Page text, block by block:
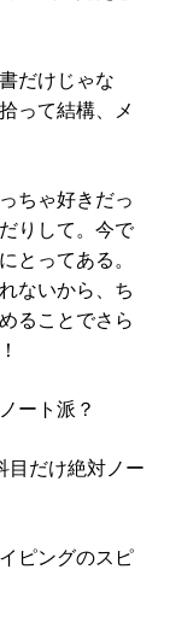
だけじゃな
って結構、メ
ちゃ好きだっ
りして。今で
とってある。
ないから、ち
ることでさら
ート派？
だけ絶対ノー
ピングのスピ